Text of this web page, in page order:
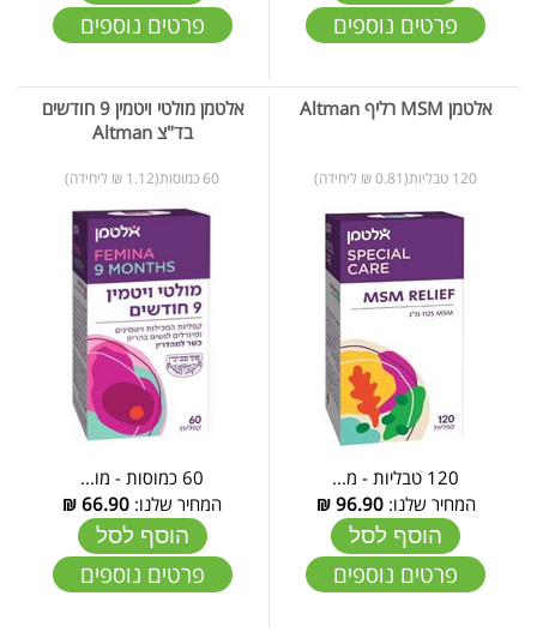
פרטים נוספים פרטים נוספים
אלטמן MSM רליף Altman
120 טבליות(0.81 ₪ ליחידה)
120 טבליות - מ...
המחיר שלנו:96.90
₪
הוסף לסל
פרטים נוספים
אלטמן מולטי ויטמין 9 חודשים
בד"צ Altman
60 כמוסות(1.12 ₪ ליחידה)
60 כמוסות - מו...
המחיר שלנו: 66.90
₪
הוסף לסל
פרטים נוספים